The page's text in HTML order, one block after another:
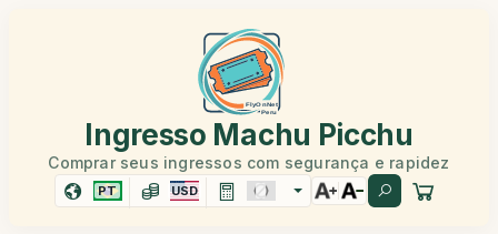
Ingresso Machu Picchu
Comprar seus ingressos com segurança e rapidez
PT USD